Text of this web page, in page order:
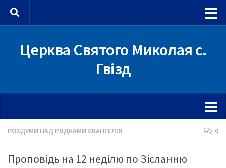
Skip to content
Церква Святого Миколая с.
Гвізд
РОЗДУМИ НАД РЯДКАМИ ЄВАНГЕЛІЯ 0
Проповідь на 12 неділю по Зісланню